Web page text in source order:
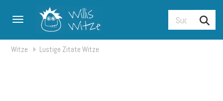
Toggle navigation
Witze Lustige Zitate Witze